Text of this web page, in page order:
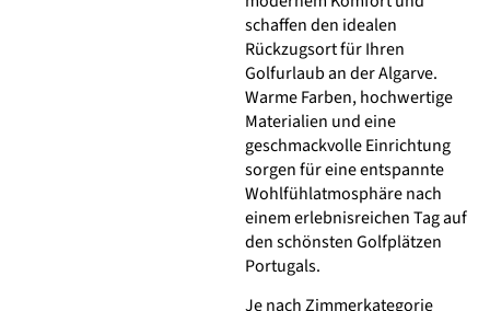
schaffen den idealen
Rückzugsort für Ihren
Golfurlaub an der Algarve.
Warme Farben, hochwertige
Materialien und eine
geschmackvolle Einrichtung
sorgen für eine entspannte
Wohlfühlatmosphäre nach
einem erlebnisreichen Tag auf
den schönsten Golfplätzen
Portugals.
Je nach Zimmerkategorie